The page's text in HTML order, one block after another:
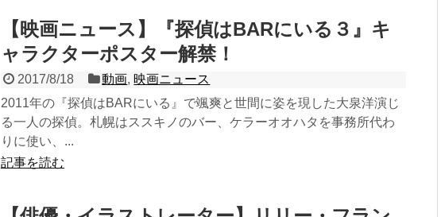
【映画ニュース】『探偵はBARにいる３』キ
ャラクターポスター解禁！
2017/8/18 動画, 映画ニュース
2011年の『探偵はBARにいる』で颯爽と世間に姿を現した大泉洋演じ
る一人の探偵。札幌はススキノのバー、ケラーオオハタを事務所代わ
りに使い、...
記事を読む